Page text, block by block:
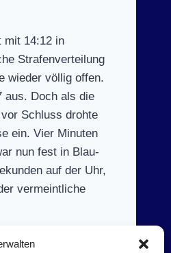
mit 14:12 in
Strafenverteilung
wieder völlig offen.
aus. Doch als die
Schluss drohte
ein. Vier Minuten
nun fest in Blau-
auf der Uhr,
vermeintliche
Doch mit dieser